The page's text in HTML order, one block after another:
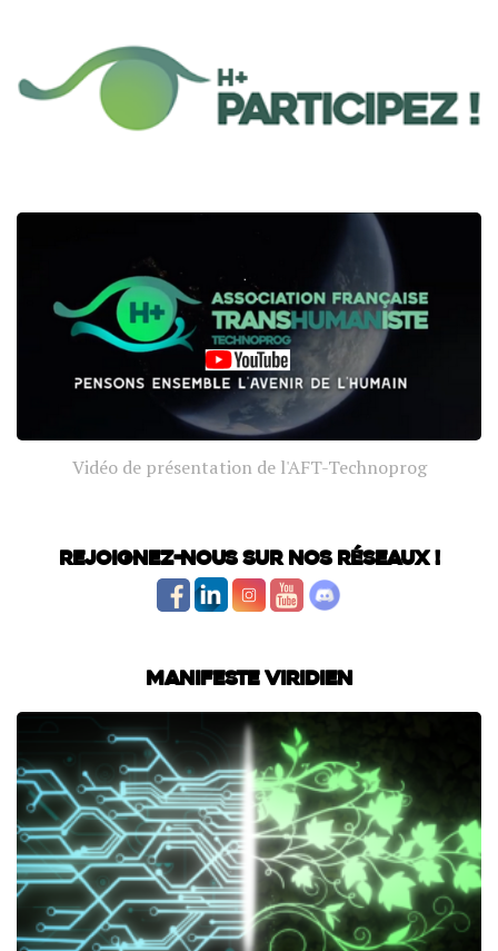
Vidéo de présentation de l'AFT-Technoprog
Rejoignez-nous sur nos réseaux !
Manifeste Viridien